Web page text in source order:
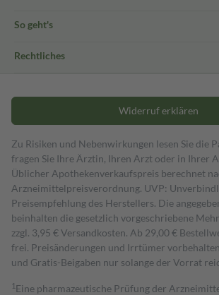
So geht's
Rechtliches
Widerruf erklären
Zu Risiken und Nebenwirkungen lesen Sie die
fragen Sie Ihre Ärztin, Ihren Arzt oder in Ihrer
Üblicher Apothekenverkaufspreis berechnet
Arzneimittelpreisverordnung. UVP:
Preisempfehlung des Herstellers. Die
beinhalten die gesetzlich vorgeschriebene
zzgl. 3,95 € Versandkosten. Ab 29,00 €
frei. Preisänderungen und Irrtümer
und Gratis-Beigaben nur solange der Vorrat
1 Eine pharmazeutische Prüfung der